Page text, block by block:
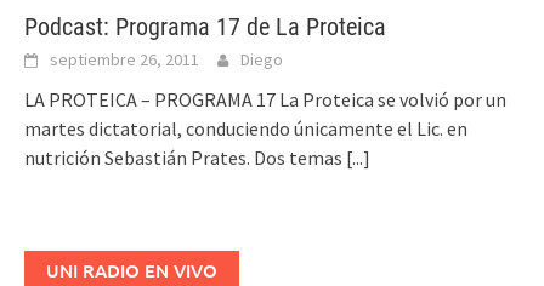
Podcast: Programa 17 de La Proteica
septiembre 26, 2011 Diego
LA PROTEICA – PROGRAMA 17 La Proteica se volvió por un
martes dictatorial, conduciendo únicamente el Lic. en
nutrición Sebastián Prates. Dos temas [...]
UNI RADIO EN VIVO